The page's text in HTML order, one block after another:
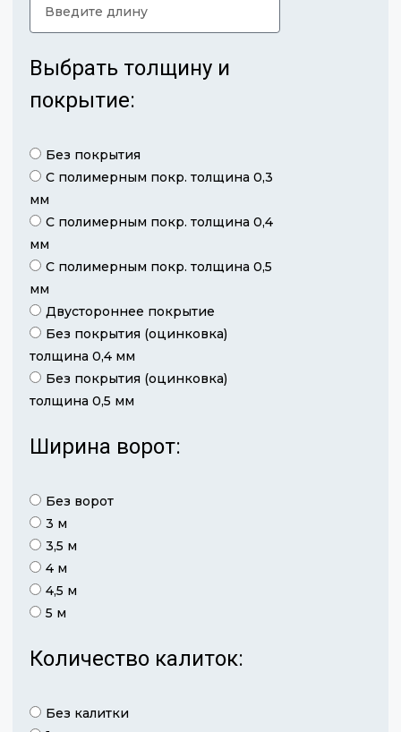
Выбрать толщину и
покрытие:
Без покрытия
С полимерным покр. толщина 0,3
мм
С полимерным покр. толщина 0,4
мм
С полимерным покр. толщина 0,5
мм
Двустороннее покрытие
Без покрытия (оцинковка)
толщина 0,4 мм
Без покрытия (оцинковка)
толщина 0,5 мм
Ширина ворот:
Без ворот
3 м
3,5 м
4 м
4,5 м
5 м
Количество калиток:
Без калитки